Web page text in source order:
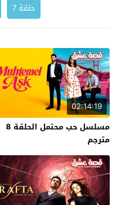
حلقة 7
02:14:19
مسلسل حب محتمل الحلقة 8
مترجم